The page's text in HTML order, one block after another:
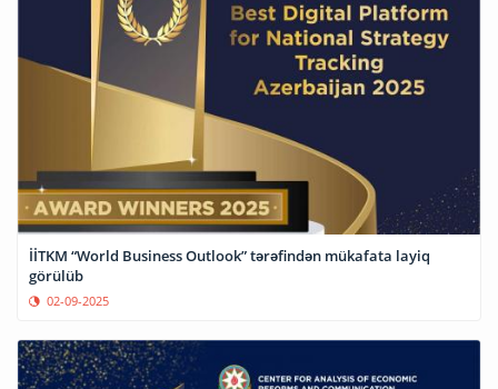
İİTKM “World Business Outlook” tərəfindən mükafata layiq
görülüb
02-09-2025